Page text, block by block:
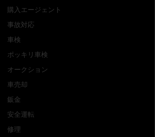
購入エージェント
事故対応
車検
ポッキリ車検
オークション
車売却
鈑金
安全運転
修理